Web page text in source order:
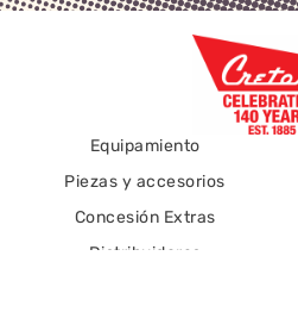
Equipamiento
Piezas y accesorios
Concesión Extras
Distribuidores